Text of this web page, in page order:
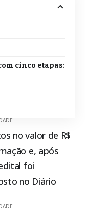
cinco etapas:
-
no valor de R$
e, após
foi
no Diário
-